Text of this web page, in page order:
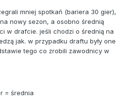
mniej spotkań (bariera 30 gier),
nowy sezon, a osobno średnią
w drafcie. jeśli chodzi o średnią na
jak. w przypadku draftu były one
tego co zrobili zawodnicy w
= średnia